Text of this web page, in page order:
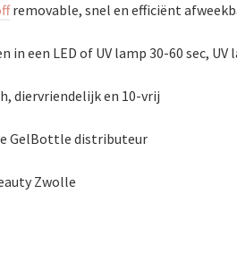
removable, snel en efficiënt
in een LED of UV lamp 30-60 sec, UV
diervriendelijk en 10-vrij
GelBottle distributeur
Zwolle